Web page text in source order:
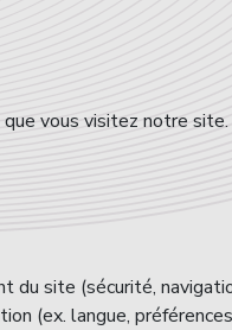
vous visitez notre
du site (sécurité,
(ex. langue,